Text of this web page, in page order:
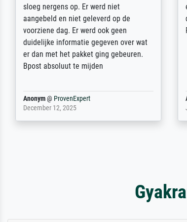
sehr sorgfältig und sicher verpackt, so
dass es unbeschadet bei uns ankam. Es
wird nicht unser letzter Meisterdruck
sein. Vielen Dank!
Reinhold,@ProvenExpert
April 22, 2026